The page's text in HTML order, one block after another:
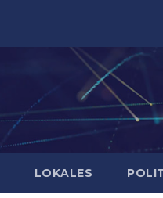
LOKALES